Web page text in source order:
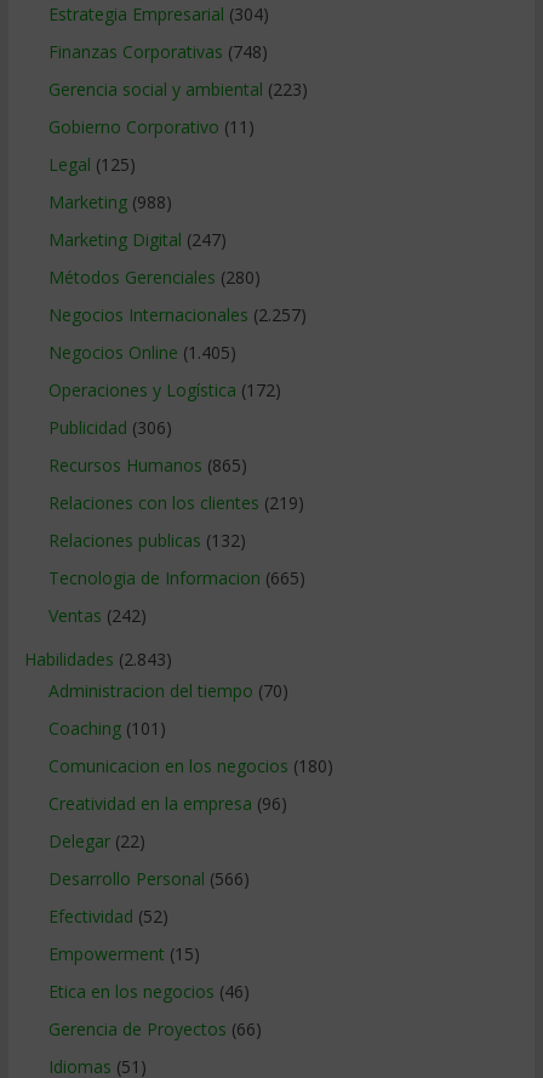
Estrategia Empresarial (304)
Finanzas Corporativas (748)
Gerencia social y ambiental (223)
Gobierno Corporativo (11)
Legal (125)
Marketing(988)
Marketing Digital (247)
Métodos Gerenciales (280)
Negocios Internacionales (2.257)
Negocios Online (1.405)
Operaciones y Logística (172)
Publicidad (306)
Recursos Humanos (865)
Relaciones con los clientes (219)
Relaciones publicas (132)
Tecnologia de Informacion (665)
Ventas (242)
Habilidades (2.843)
Administracion del tiempo (70)
Coaching(101)
Comunicacion en los negocios (180)
Creatividad en la empresa (96)
Delegar(22)
Desarrollo Personal (566)
Efectividad (52)
Empowerment (15)
Etica en los negocios (46)
Gerencia de Proyectos (66)
Idiomas (51)